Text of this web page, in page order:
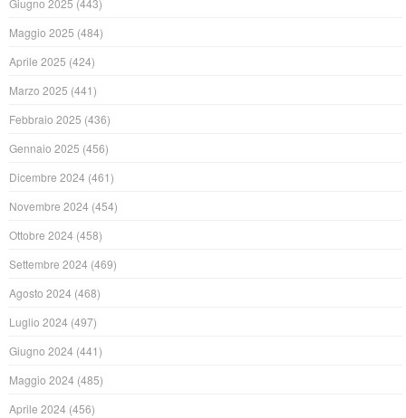
Giugno 2025 (443)
Maggio 2025 (484)
Aprile 2025 (424)
Marzo 2025 (441)
Febbraio 2025 (436)
Gennaio 2025 (456)
Dicembre 2024 (461)
Novembre 2024 (454)
Ottobre 2024 (458)
Settembre 2024 (469)
Agosto 2024 (468)
Luglio 2024 (497)
Giugno 2024 (441)
Maggio 2024 (485)
Aprile 2024 (456)